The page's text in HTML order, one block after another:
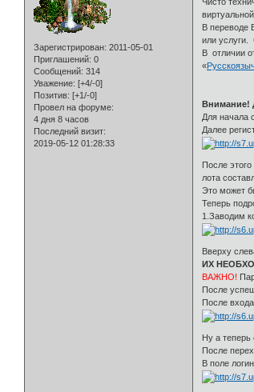
Зарегистрирован: 2011-05-01
Приглашений: 0
Сообщений: 314
Уважение: [+4/-0]
Позитив: [+1/-0]
Провел на форуме:
4 дня 8 часов
Последний визит:
2019-05-12 01:28:33
В переводе
или услуги.
В отличии
«
Внимание!
Для начала
Далее
После
лота
Это может
Теперь
1.Заводим
Вверху
ИХ
ВАЖНО!
После
После
Ну а теперь
После
В поле